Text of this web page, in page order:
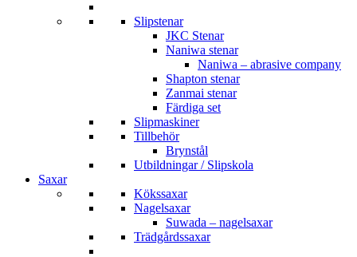
Slipstenar
JKC Stenar
Naniwa stenar
Naniwa – abrasive company
Shapton stenar
Zanmai stenar
Färdiga set
Slipmaskiner
Tillbehör
Brynstål
Utbildningar / Slipskola
Saxar
Kökssaxar
Nagelsaxar
Suwada – nagelsaxar
Trädgårdssaxar